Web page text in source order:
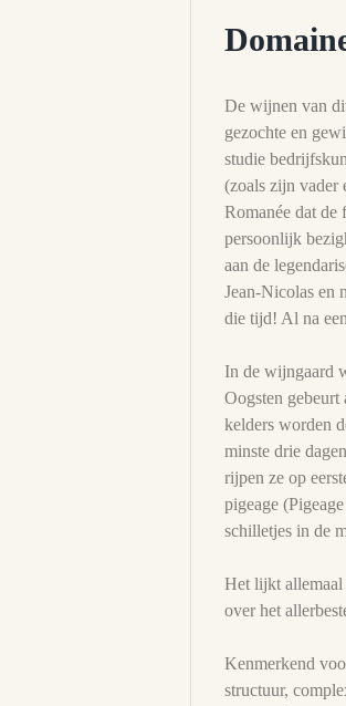
De wijnen van
gezochte en
studie
(zoals zijn vader
Romanée dat de
persoonlijk
aan de
Jean-Nicolas en
die tijd! Al na
In de wijngaard
Oogsten
kelders worden
minste drie
rijpen ze op
pigeage
schilletjes in de
Het lijkt allemaal
over het
Kenmerkend
structuur,